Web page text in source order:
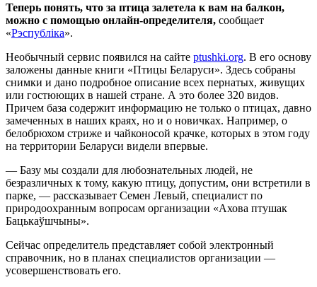
Теперь понять, что за птица залетела к вам на балкон,
можно с помощью онлайн-определителя, сообщает
«Рэспублiка».
Необычный сервис появился на сайте ptushki.org. В его основу
заложены данные книги «Птицы Беларуси». Здесь собраны
снимки и дано подробное описание всех пернатых, живущих
или гостюющих в нашей стране. А это более 320 видов.
Причем база содержит информацию не только о птицах, давно
замеченных в наших краях, но и о новичках. Например, о
белобрюхом стриже и чайконосой крачке, которых в этом году
на территории Беларуси видели впервые.
— Базу мы создали для любознательных людей, не
безразличных к тому, какую птицу, допустим, они встретили в
парке, — рассказывает Семен Левый, специалист по
природоохранным вопросам организации «Ахова птушак
Бацькаўшчыны».
Сейчас определитель представляет собой электронный
справочник, но в планах специалистов организации —
усовершенствовать его.